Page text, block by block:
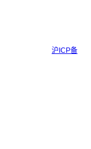
沪ICP备